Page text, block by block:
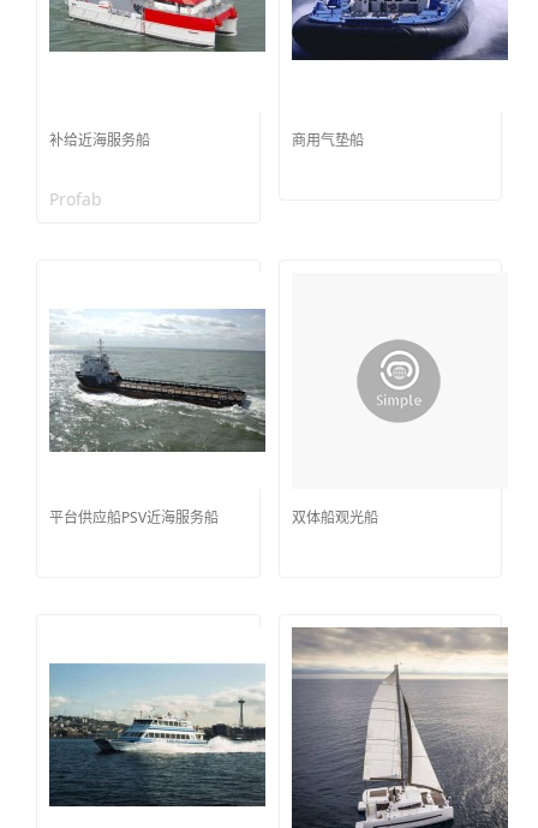
补给近海服务船
Profab
商用气垫船
平台供应船PSV近海服务船 双体船观光船